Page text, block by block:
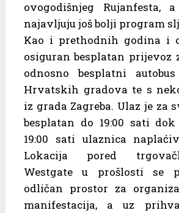
ovogodišnjeg Rujanfesta,
najavljuju još bolji program
Kao i prethodnih godina i
osiguran besplatan prijevoz
odnosno besplatni
Hrvatskih gradova te s
iz grada Zagreba. Ulaz je za
besplatan do 19:00 sati
19:00 sati ulaznica
Lokacija pored
Westgate u prošlosti se
odličan prostor za
manifestacija, a uz